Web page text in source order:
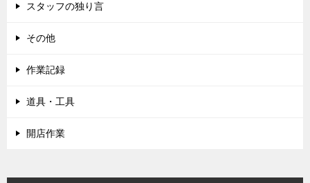
スタッフの独り言
その他
作業記録
道具・工具
開店作業